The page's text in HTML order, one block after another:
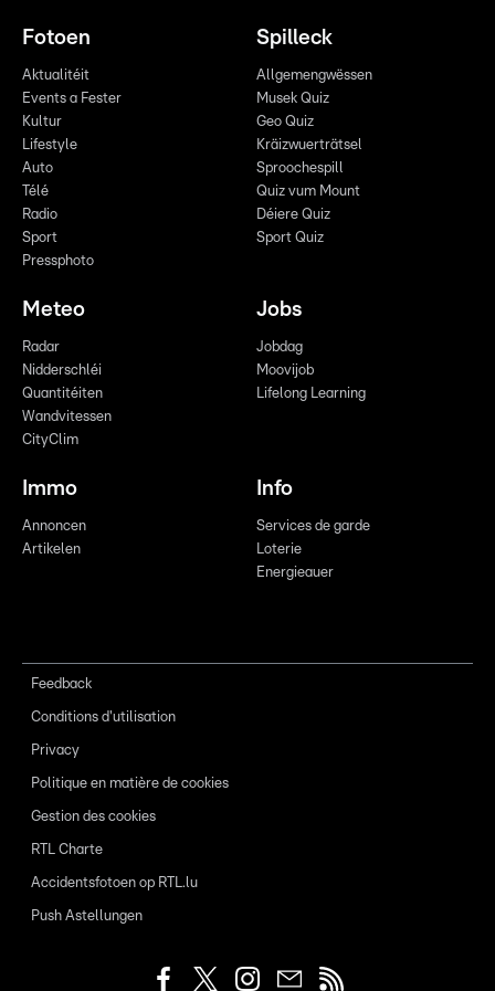
Fotoen
Aktualitéit
Events a Fester
Kultur
Lifestyle
Auto
Télé
Radio
Sport
Pressphoto
Spilleck
Allgemengwëssen
Musek Quiz
Geo Quiz
Kräizwuerträtsel
Sproochespill
Quiz vum Mount
Déiere Quiz
Sport Quiz
Meteo
Radar
Nidderschléi
Quantitéiten
Wandvitessen
CityClim
Jobs
Jobdag
Moovijob
Lifelong Learning
Immo
Annoncen
Artikelen
Info
Services de garde
Loterie
Energieauer
Feedback
Conditions d'utilisation
Privacy
Politique en matière de cookies
Gestion des cookies
RTL Charte
Accidentsfotoen op RTL.lu
Push Astellungen